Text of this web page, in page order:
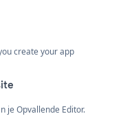
create your app
je Opvallende Editor.